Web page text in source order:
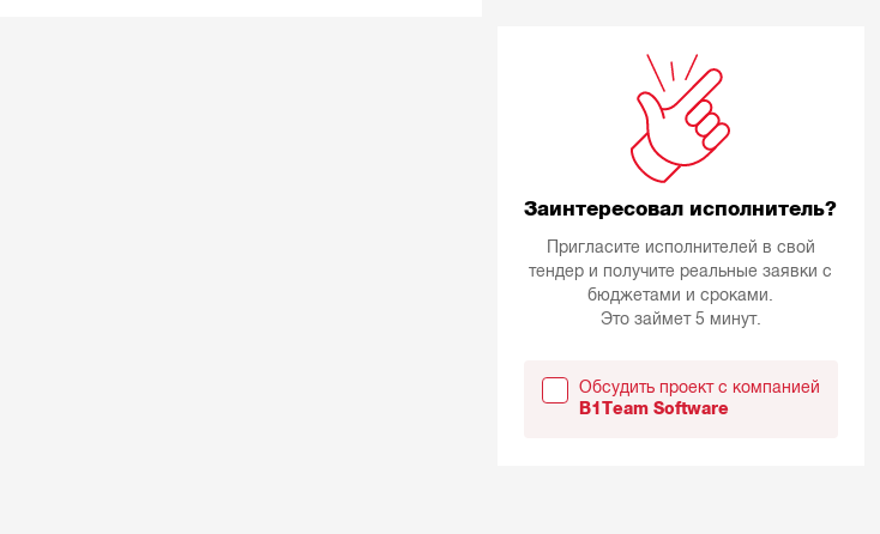
Заинтересовал исполнитель?
Пригласите исполнителей в свой
тендер и получите реальные заявки с
бюджетами и сроками.
Это займет 5 минут.
Обсудить проект с компанией
B1Team Software